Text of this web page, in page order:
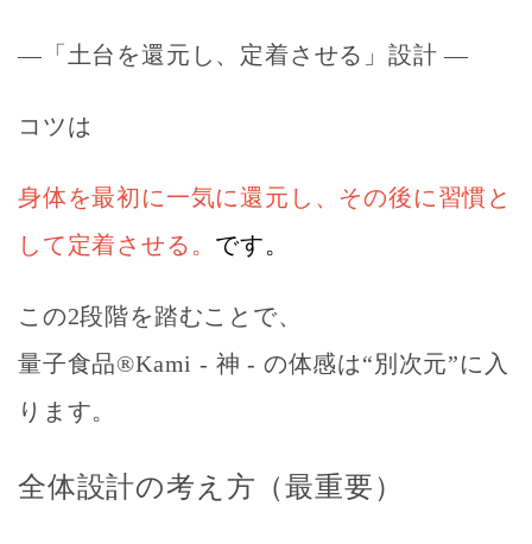
―「土台を還元し、定着させる」設計 ―
コツは
身体を最初に一気に還元し、 その後に習慣と
して定着させる。 です。
この2段階を踏むことで、
量子食品®Kami - 神 - の体感は“別次元”に入
ります。
全体設計の考え方（最重要）